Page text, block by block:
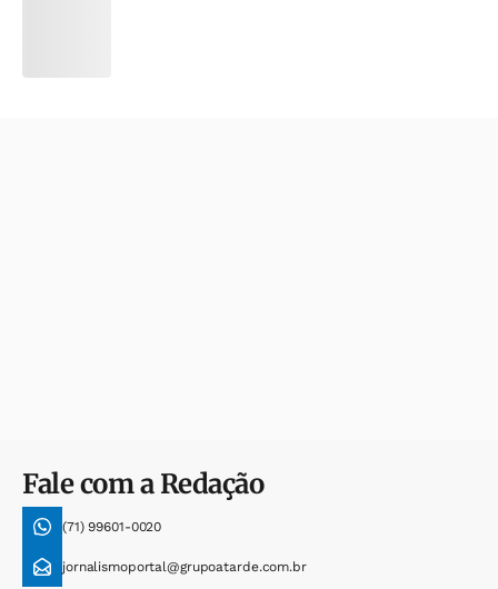
Fale com a Redação
(71) 99601-0020
jornalismoportal@grupoatarde.com.br